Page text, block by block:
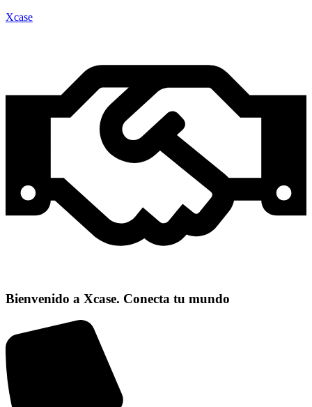
Xcase
Bienvenido a Xcase. Conecta tu mundo